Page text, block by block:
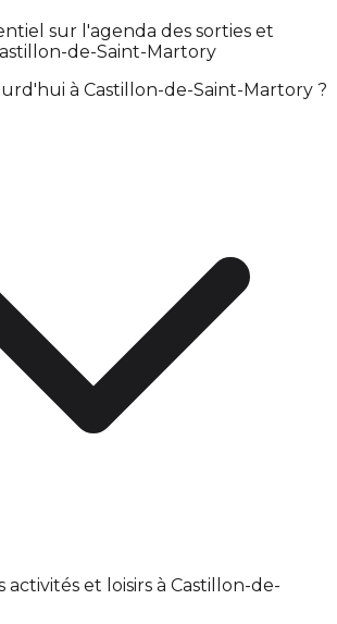
sur l'agenda des sorties et
de-Saint-Martory
à Castillon-de-Saint-Martory ?
et loisirs à Castillon-de-